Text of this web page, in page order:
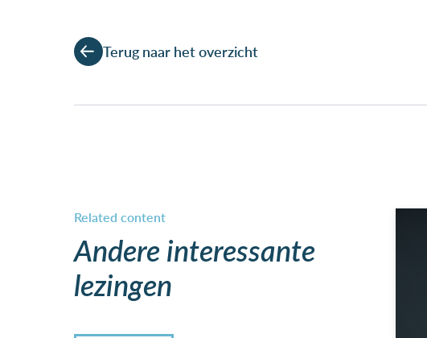
Terug naar het overzicht
Andere interessante
lezingen